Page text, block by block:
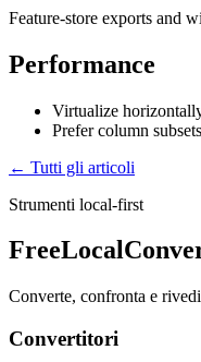
Feature-store exports and
Performance
Virtualize
Prefer column
← Tutti gli articoli
Strumenti local-first
Converte, confronta e
Convertitori